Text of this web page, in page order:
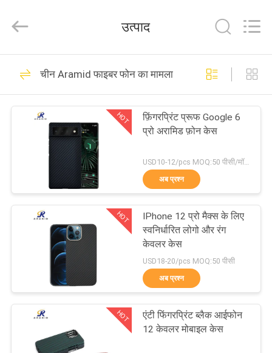
उत्पादों
शो
गुणवत्ता
नियंत्रण
Technology
Rights
Aramid फाइबर फोन का
मामला
114
Aramid फाइबर iPhone
प्रकरण
166
उत्पाद
चीन Aramid फाइबर फोन का मामला
HOT
फ़िंगरप्रिंट प्रूफ Google 6
प्रो अरामिड फ़ोन केस
USD10-12/pcs MOQ:50 पीसी/मॉडल/रंग
अब प्रश्न
HOT
IPhone 12 प्रो मैक्स के लिए
स्वनिर्धारित लोगो और रंग
केवलर केस
USD18-20/pcs MOQ:50 पीसी
अब प्रश्न
HOT
एंटी फिंगरप्रिंट ब्लैक आईफोन
12 केवलर मोबाइल केस